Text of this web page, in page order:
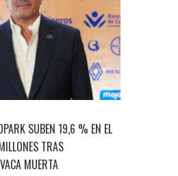
SUBEN 19,6 % EN EL
TRAS
MUERTA